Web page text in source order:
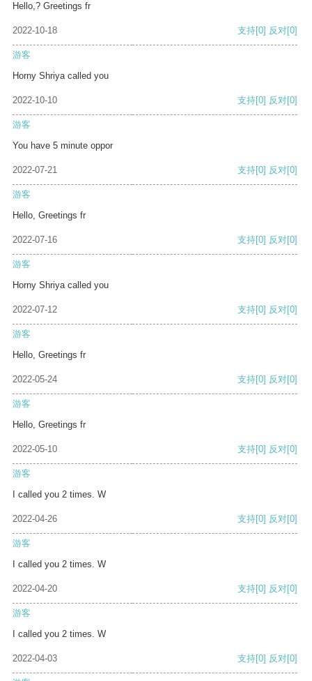
Hello,? Greetings fr
2022-10-18 支持[0] 反对[0]
游客
Horny Shriya called you
2022-10-10 支持[0] 反对[0]
游客
You have 5 minute oppor
2022-07-21 支持[0] 反对[0]
游客
Hello, Greetings fr
2022-07-16 支持[0] 反对[0]
游客
Horny Shriya called you
2022-07-12 支持[0] 反对[0]
游客
Hello, Greetings fr
2022-05-24 支持[0] 反对[0]
游客
Hello, Greetings fr
2022-05-10 支持[0] 反对[0]
游客
I called you 2 times. W
2022-04-26 支持[0] 反对[0]
游客
I called you 2 times. W
2022-04-20 支持[0] 反对[0]
游客
I called you 2 times. W
2022-04-03 支持[0] 反对[0]